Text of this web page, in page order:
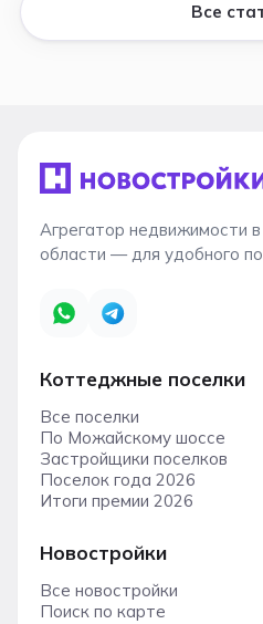
Все
Агрегатор недвижимости
области — для удобного
Коттеджные поселки
Все поселки
По Можайскому шоссе
Застройщики поселков
Поселок года 2026
Итоги премии 2026
Новостройки
Все новостройки
Поиск по карте